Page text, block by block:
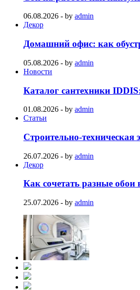
06.08.2026 - by admin
Декор
Домашний офис: как
05.08.2026 - by admin
Новости
Каталог сантехники
01.08.2026 - by admin
Статьи
Строительно‑техническая
26.07.2026 - by admin
Декор
Как сочетать разные
25.07.2026 - by admin